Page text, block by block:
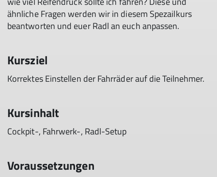
ähnliche Fragen werden wir in diesem Spezailkurs
beantworten und euer Radl an euch anpassen.
Kursziel
Korrektes Einstellen der Fahrräder auf die Teilnehmer.
Kursinhalt
Cockpit-, Fahrwerk-, Radl-Setup
Voraussetzungen